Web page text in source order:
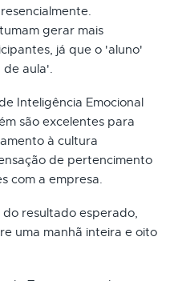
gerar mais
já que o 'aluno'
de aula'.
Inteligência Emocional
são excelentes para
à cultura
de pertencimento
com a empresa.
resultado esperado,
uma manhã inteira e oito